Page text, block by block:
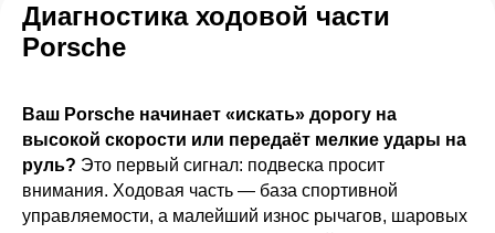
Диагностика ходовой части
Porsche
Ваш Porsche начинает «искать» дорогу на
высокой скорости или передаёт мелкие удары на
руль? Это первый сигнал: подвеска просит
внимания. Ходовая часть — база спортивной
управляемости, а малейший износ рычагов, шаровых